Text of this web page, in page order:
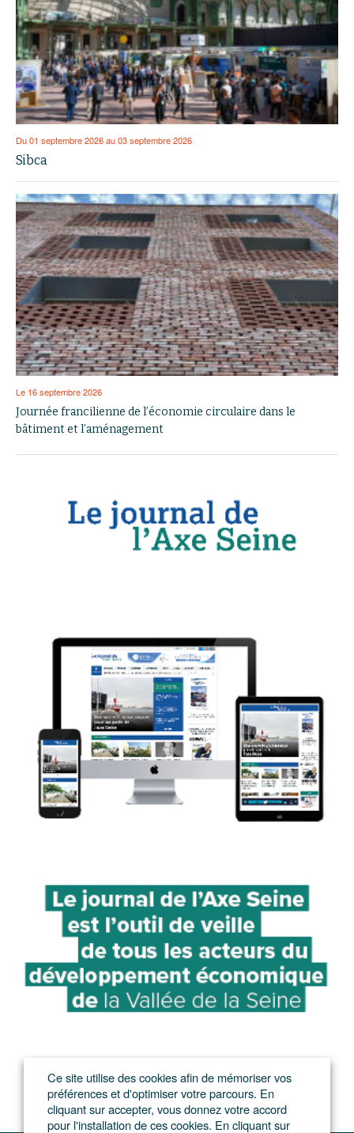
Du 01 septembre 2026 au 03 septembre 2026
Sibca
Le 16 septembre 2026
Journée francilienne de l’économie circulaire dans le
bâtiment et l’aménagement
Ce site utilise des cookies afin de mémoriser vos
préférences et d'optimiser votre parcours. En
cliquant sur accepter, vous donnez votre accord
pour l'installation de ces cookies. En cliquant sur